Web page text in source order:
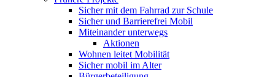
Sicher mit dem Fahrrad zur Schule
Sicher und Barrierefrei Mobil
Miteinander unterwegs
Aktionen
Wohnen leitet Mobilität
Sicher mobil im Alter